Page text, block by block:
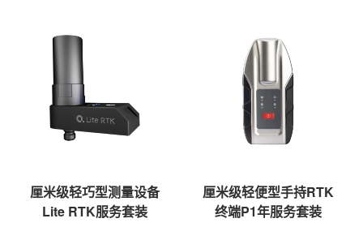
厘米级轻巧型测量设备
Lite RTK服务套装
厘米级轻便型手持RTK
终端P1年服务套装